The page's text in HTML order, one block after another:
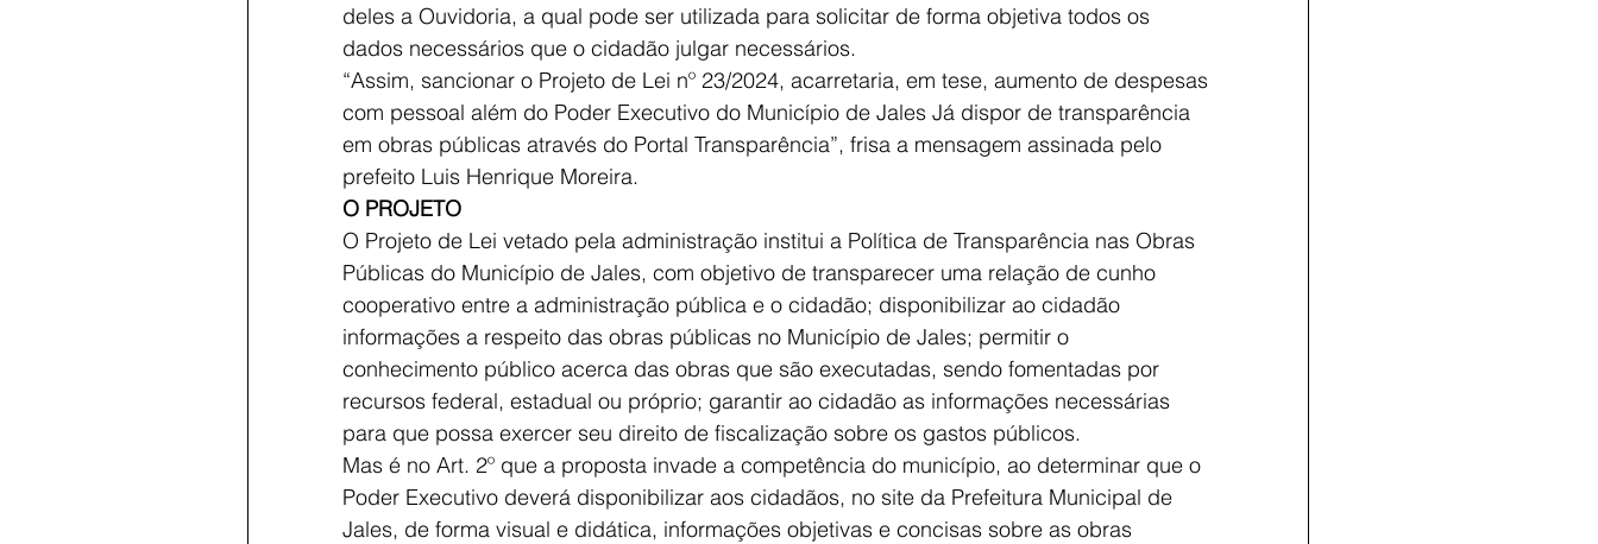
deles a Ouvidoria, a qual pode ser utilizada para solicitar de forma objetiva todos os
dados necessários que o cidadão julgar necessários.
“Assim, sancionar o Projeto de Lei nº 23/2024, acarretaria, em tese, aumento de despesas
com pessoal além do Poder Executivo do Município de Jales Já dispor de transparência
em obras públicas através do Portal Transparência”, frisa a mensagem assinada pelo
prefeito Luis Henrique Moreira.
O PROJETO
O Projeto de Lei vetado pela administração institui a Política de Transparência nas Obras
Públicas do Município de Jales, com objetivo de transparecer uma relação de cunho
cooperativo entre a administração pública e o cidadão; disponibilizar ao cidadão
informações a respeito das obras públicas no Município de Jales; permitir o
conhecimento público acerca das obras que são executadas, sendo fomentadas por
recursos federal, estadual ou próprio; garantir ao cidadão as informações necessárias
para que possa exercer seu direito de fiscalização sobre os gastos públicos.
Mas é no Art. 2º que a proposta invade a competência do município, ao determinar que o
Poder Executivo deverá disponibilizar aos cidadãos, no site da Prefeitura Municipal de
Jales, de forma visual e didática, informações objetivas e concisas sobre as obras